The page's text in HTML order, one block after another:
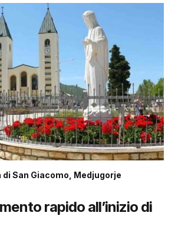
di San Giacomo, Medjugorje
rapido all’inizio di